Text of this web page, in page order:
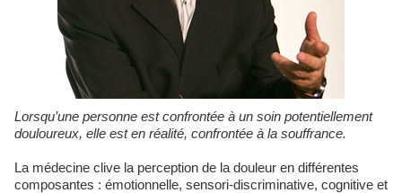
Lorsqu’une personne est confrontée à un soin potentiellement
douloureux, elle est en réalité, confrontée à la souffrance.
La médecine clive la perception de la douleur en différentes
composantes : émotionnelle, sensori-discriminative, cognitive et